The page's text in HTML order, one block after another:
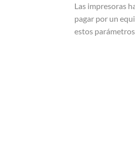
Las impresoras
pagar por un
estos